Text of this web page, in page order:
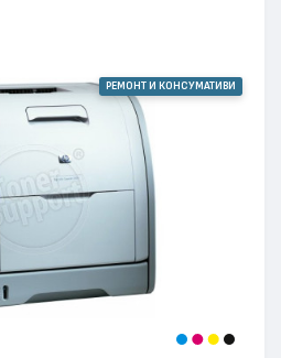
РЕМОНТ И КОНСУМАТИВИ